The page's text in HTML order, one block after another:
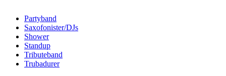
Partyband
Saxofonister/DJs
Shower
Standup
Tributeband
Trubadurer